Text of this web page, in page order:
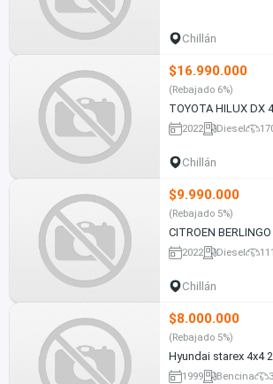
Chillán
$16.990.000
(Rebajado 6%)
TOYOTA HILUX DX
2022 Diesel
Chillán
$9.990.000
(Rebajado 5%)
CITROEN
2022 Diesel
Chillán
$8.000.000
(Rebajado 5%)
Hyundai starex 4x4
1999 Bencina